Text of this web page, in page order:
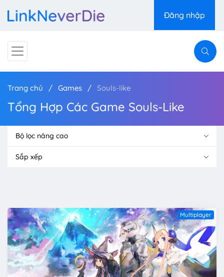
Đăng nhập
Trang chủ Games Souls-like
Tổng Hợp Các Game Souls-Like
Bộ lọc nâng cao
Sắp xếp
Multiplayer